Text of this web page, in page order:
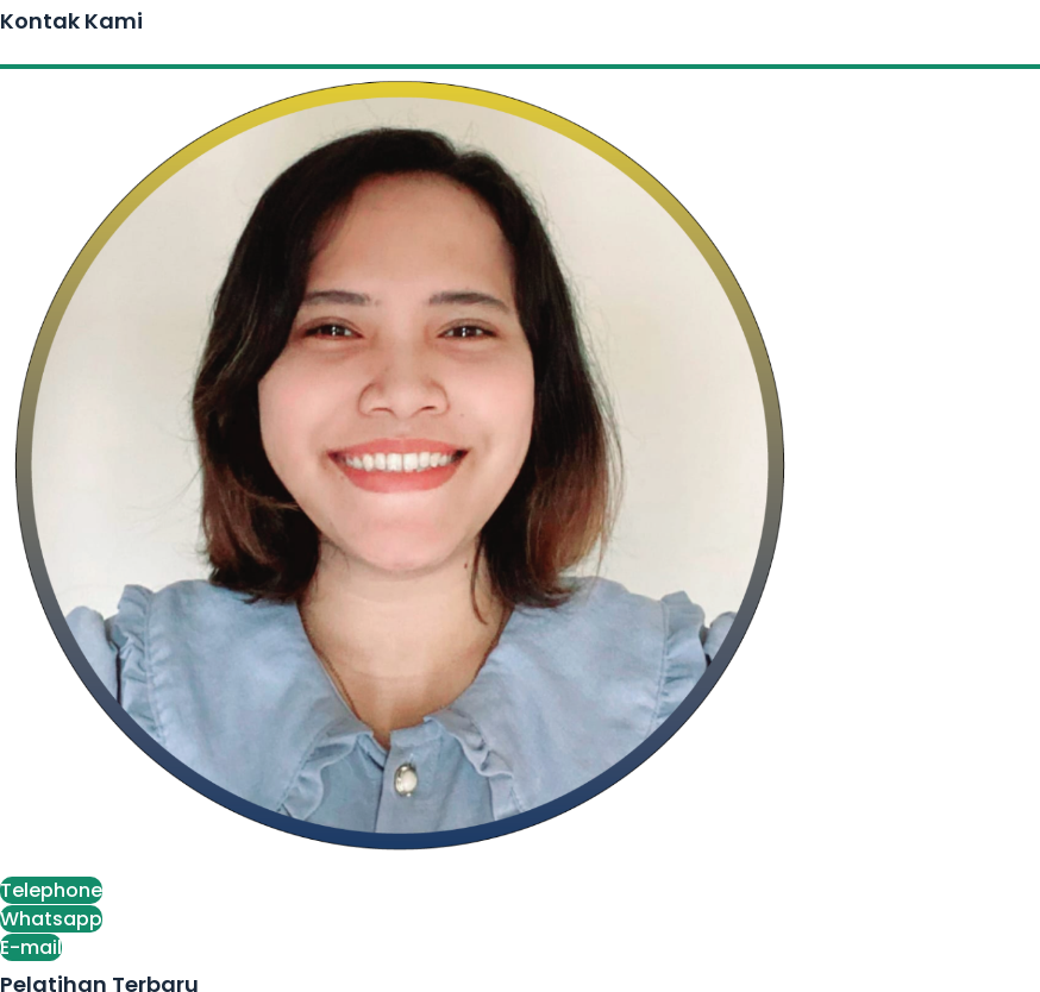
Kontak Kami
Telephone
Whatsapp
E-mail
Pelatihan Terbaru